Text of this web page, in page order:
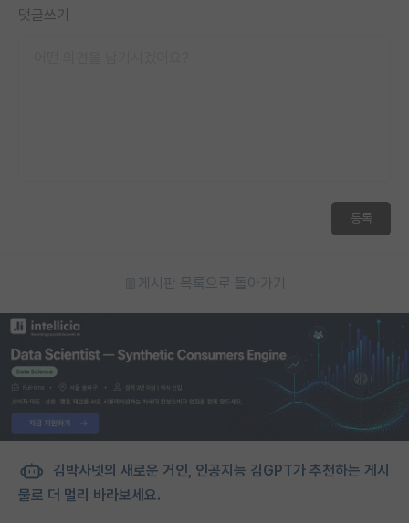
댓글쓰기
등록
게시판 목록으로 돌아가기
김박사넷의 새로운 거인, 인공지능 김GPT가 추천하는 게시
물로 더 멀리 바라보세요.